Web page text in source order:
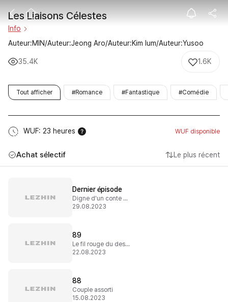
Les Liaisons
Les Liaisons Célestes
Info
Auteur:MIN/Auteur:Jeong Aro/Auteur:Kim lum/Auteur:Yusoo
35.4K 1.6K
Tout afficher #Romance #Fantastique #Comédie
WUF: 23 heures WUF disponible
Achat sélectif Le plus récent
Dernier épisode
Digne d'un conte de fée
29.08.2023
89
Le fil rouge du destin
22.08.2023
88
Couple assorti
15.08.2023